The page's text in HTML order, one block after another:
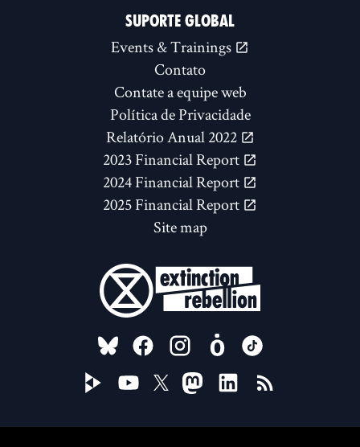
SUPORTE GLOBAL
Events & Trainings
Contato
Contate a equipe web
Política de Privacidade
Relatório Anual 2022
2023 Financial Report
2024 Financial Report
2025 Financial Report
Site map
FOLLOW US ON